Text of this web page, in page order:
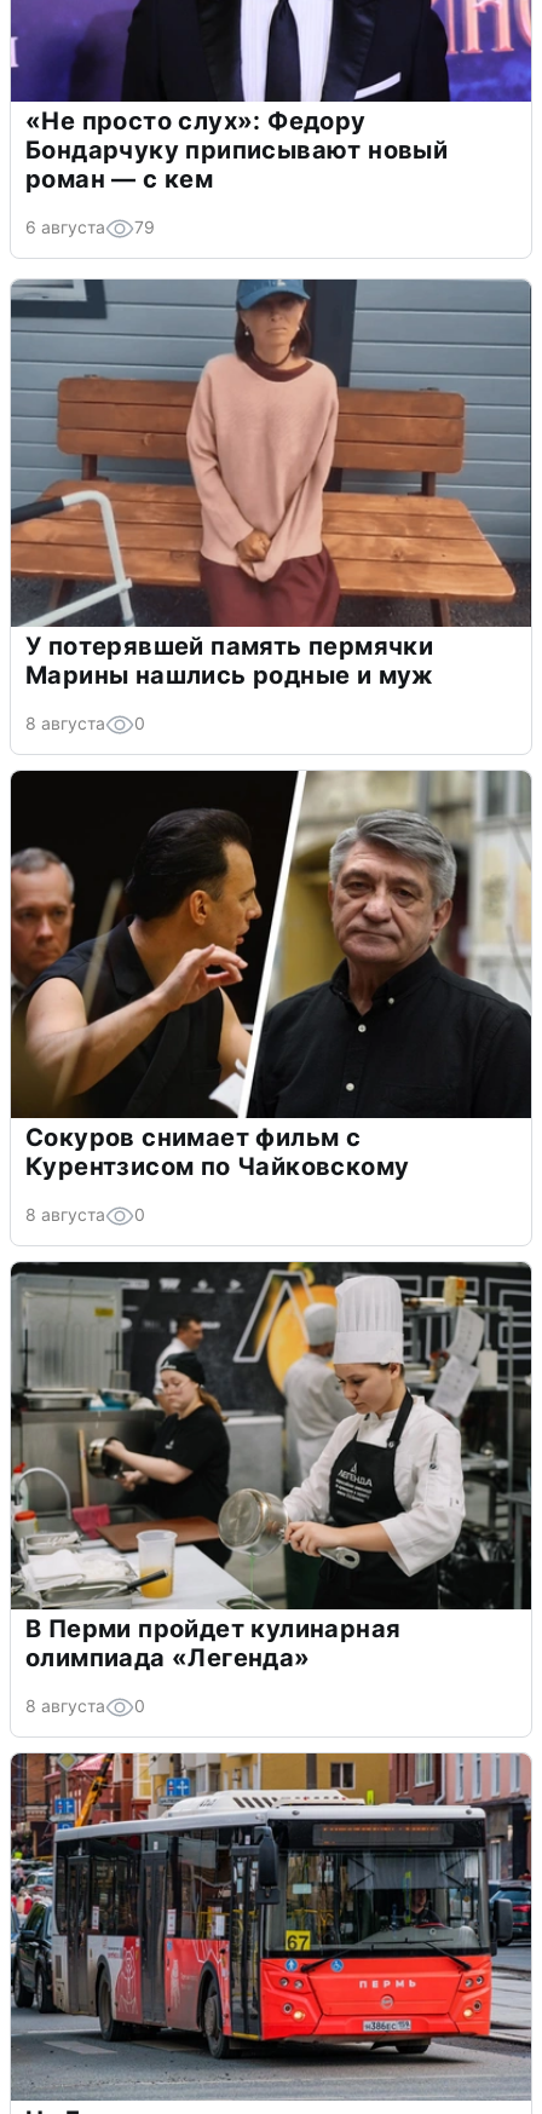
«Не просто слух»: Федору
Бондарчуку приписывают новый
роман — с кем
6 августа 79
У потерявшей память пермячки
Марины нашлись родные и муж
8 августа 0
Сокуров снимает фильм с
Курентзисом по Чайковскому
8 августа 0
В Перми пройдет кулинарная
олимпиада «Легенда»
8 августа 0